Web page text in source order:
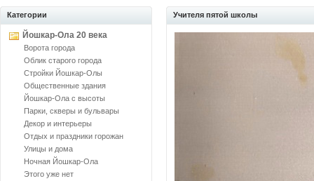
Категории
Йошкар-Ола 20 века
Ворота города
Облик старого города
Стройки Йошкар-Олы
Общественные здания
Йошкар-Ола с высоты
Парки, скверы и бульвары
Декор и интерьеры
Отдых и праздники горожан
Улицы и дома
Ночная Йошкар-Ола
Этого уже нет
Учителя пятой школы